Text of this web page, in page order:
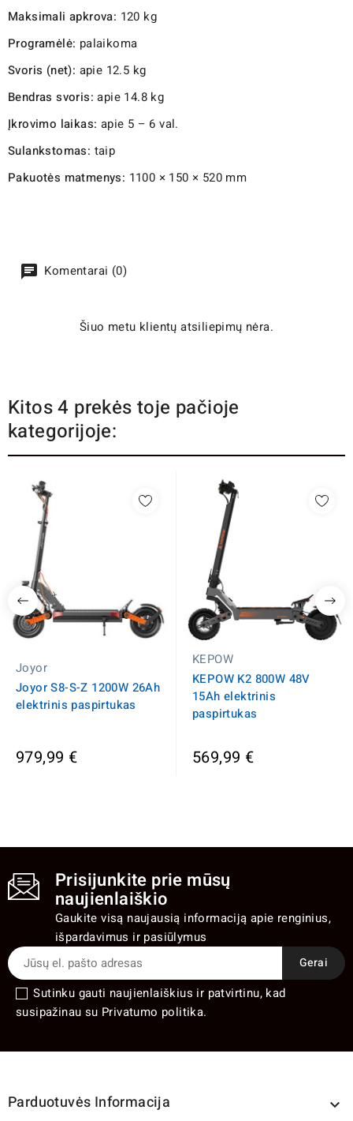
Maksimali apkrova: 120 kg
Programėlė: palaikoma
Svoris (net): apie 12.5 kg
Bendras svoris: apie 14.8 kg
Įkrovimo laikas: apie 5 – 6 val.
Sulankstomas: taip
Pakuotės matmenys: 1100 × 150 × 520 mm
Komentarai (0)
Šiuo metu klientų atsiliepimų nėra.
Kitos 4 prekės toje pačioje
kategorijoje:
Joyor
Joyor S8-S-Z 1200W 26Ah
elektrinis paspirtukas
979,99 €
KEPOW
KEPOW K2 800W 48V
15Ah elektrinis
paspirtukas
569,99 €
Prisijunkite prie mūsų
naujienlaiškio
Gaukite visą naujausią informaciją apie renginius,
išpardavimus ir pasiūlymus
Sutinku gauti naujienlaiškius ir patvirtinu, kad
susipažinau su Privatumo politika.
Parduotuvės Informacija 